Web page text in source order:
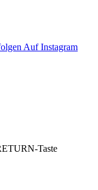
Auf Instagram
Taste